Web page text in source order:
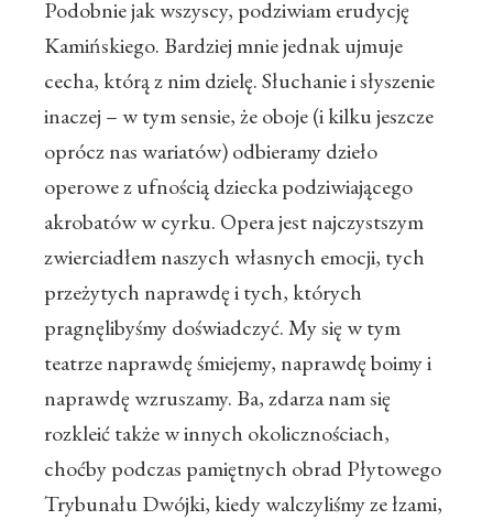
Podobnie jak wszyscy, podziwiam erudycję
Kamińskiego. Bardziej mnie jednak ujmuje
cecha, którą z nim dzielę. Słuchanie i słyszenie
inaczej – w tym sensie, że oboje (i kilku jeszcze
oprócz nas wariatów) odbieramy dzieło
operowe z ufnością dziecka podziwiającego
akrobatów w cyrku. Opera jest najczystszym
zwierciadłem naszych własnych emocji, tych
przeżytych naprawdę i tych, których
pragnęlibyśmy doświadczyć. My się w tym
teatrze naprawdę śmiejemy, naprawdę boimy i
naprawdę wzruszamy. Ba, zdarza nam się
rozkleić także w innych okolicznościach,
choćby podczas pamiętnych obrad Płytowego
Trybunału Dwójki, kiedy walczyliśmy ze łzami,